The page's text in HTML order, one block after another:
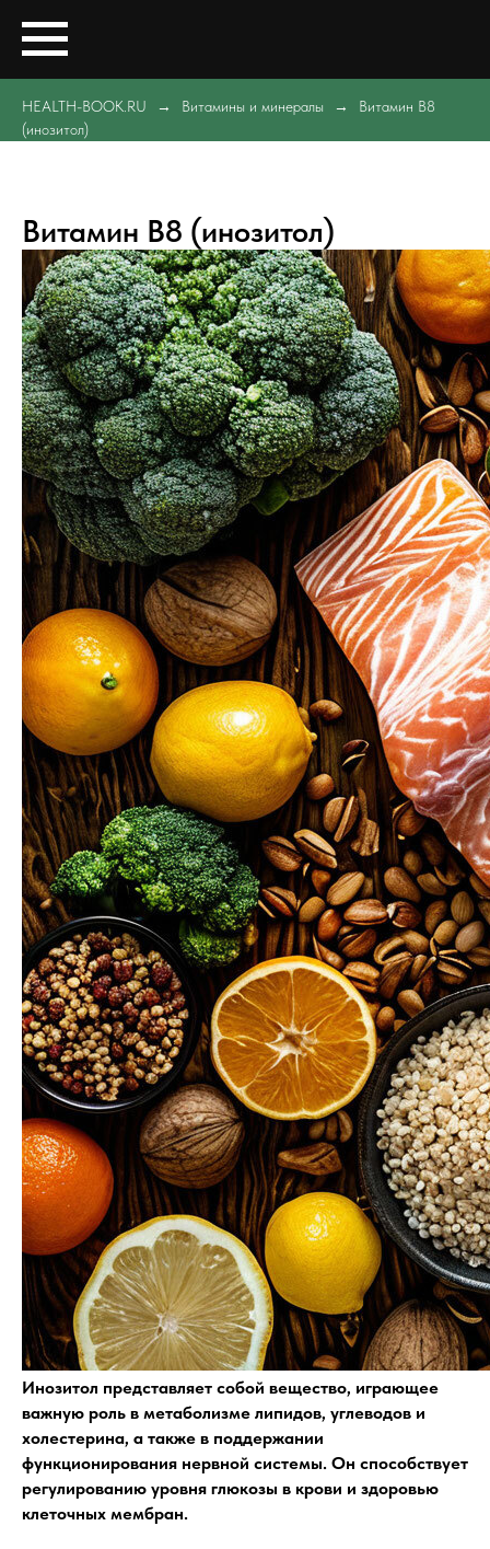
HEALTH-BOOK.RU Витамины и минералы
Витамин B8
(инозитол)
Витамин B8 (инозитол)
Инозитол представляет собой вещество, играющее
важную роль в метаболизме липидов, углеводов и
холестерина, а также в поддержании
функционирования нервной системы. Он способствует
регулированию уровня глюкозы в крови и здоровью
клеточных мембран.